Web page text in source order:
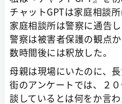
チャットGPTは家庭相談
家庭相談所は警察に通告し
警察は被害者保護の観点
数時間後には釈放した。
母親は現場にいたのに、長
街のアンケートでは、２
談しているとは何をか言わ